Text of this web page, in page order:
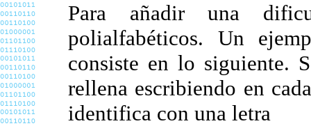
Para añadir una
polialfabéticos. Un
consiste en lo siguiente.
rellena escribiendo en
identifica con una letra